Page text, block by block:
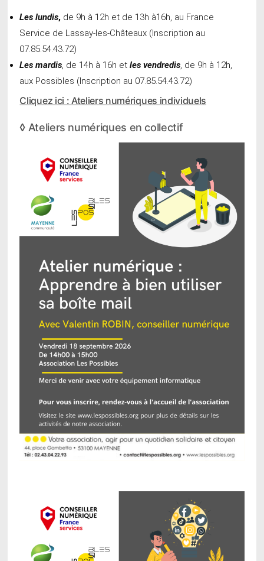
Les lundis, de 9h à 12h et de 13h à16h, au France
Service de Lassay-les-Châteaux (Inscription au
07.85.54.43.72)
Les mardis, de 14h à 16h etles vendredis, de 9h à 12h,
aux Possibles (Inscription au 07.85.54.43.72)
Cliquez ici : Ateliers numériques individuels
◊ Ateliers numériques en collectif